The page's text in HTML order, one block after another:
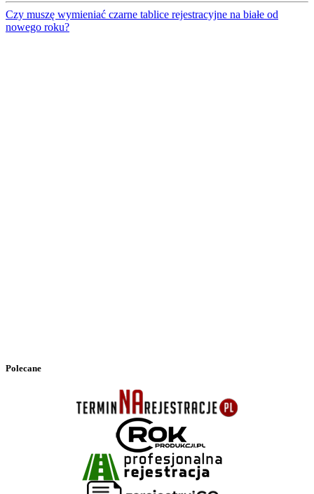
Czy muszę wymieniać czarne tablice rejestracyjne na białe od
nowego roku?
Polecane